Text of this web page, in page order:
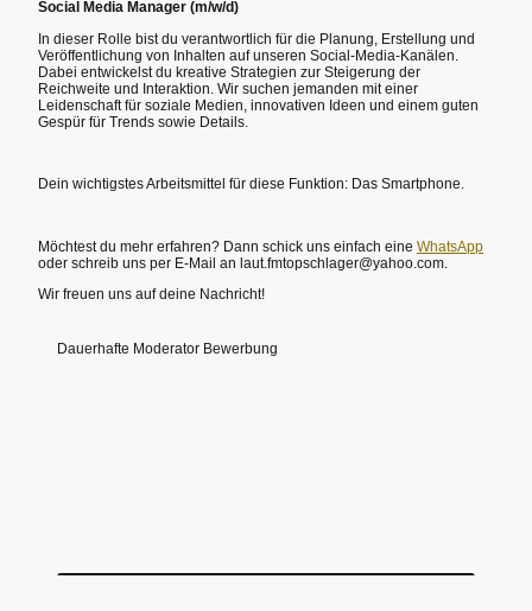
Social Media Manager (m/w/d)
In dieser Rolle bist du verantwortlich für die Planung, Erstellung und
Veröffentlichung von Inhalten auf unseren Social-Media-Kanälen.
Dabei entwickelst du kreative Strategien zur Steigerung der
Reichweite und Interaktion. Wir suchen jemanden mit einer
Leidenschaft für soziale Medien, innovativen Ideen und einem guten
Gespür für Trends sowie Details.
Dein wichtigstes Arbeitsmittel für diese Funktion: Das Smartphone.
Möchtest du mehr erfahren? Dann schick uns einfach eine WhatsApp
oder schreib uns per E-Mail an laut.fmtopschlager@yahoo.com.
Wir freuen uns auf deine Nachricht!
Dauerhafte Moderator Bewerbung